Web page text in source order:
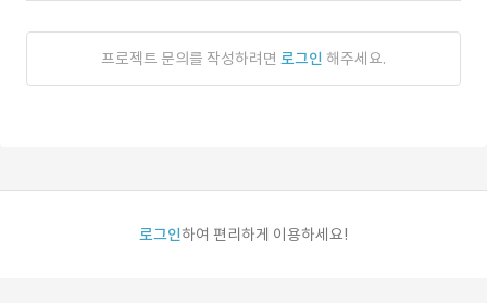
프로젝트 문의를 작성하려면 로그인 해주세요.
로그인하여 편리하게 이용하세요!